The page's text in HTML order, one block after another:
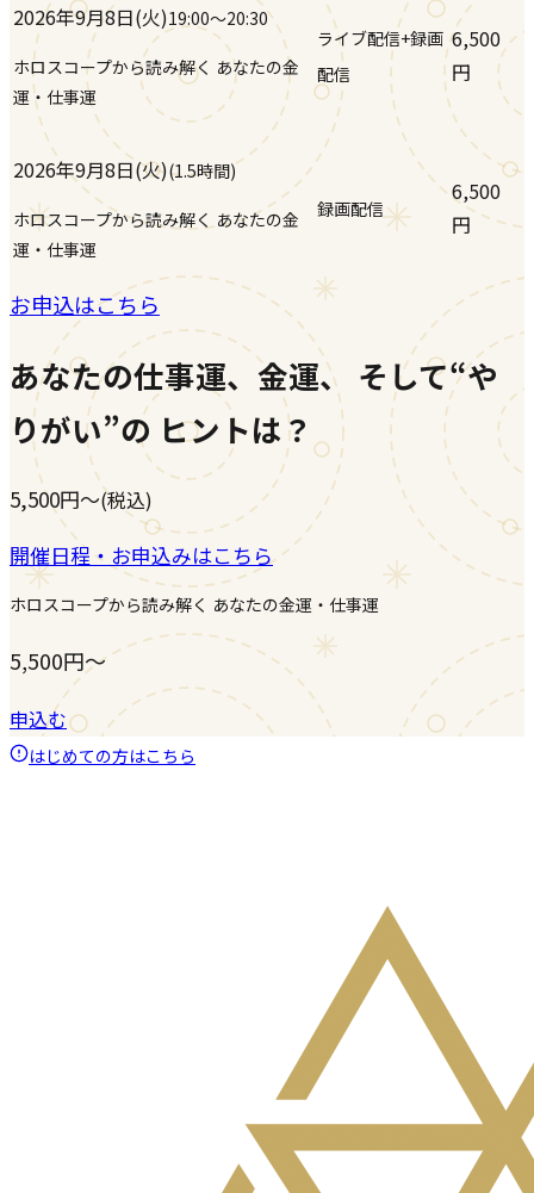
2026年9月8日(火)19:00〜20:30
ホロスコープから読み解く あなたの金
運・仕事運
ライブ配信+録画
配信
6,500
円
2026年9月8日(火)(1.5時間)
ホロスコープから読み解く あなたの金
運・仕事運
録画配信
6,500
円
お申込はこちら
あなたの仕事運、金運、 そして“や
りがい”の ヒントは？
5,500円〜(税込)
開催日程・お申込みはこちら
ホロスコープから読み解く あなたの金運・仕事運
5,500円〜
申込む
はじめての方はこちら